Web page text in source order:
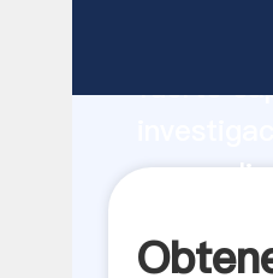
fuerte
uso